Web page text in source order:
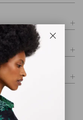
Закрыть